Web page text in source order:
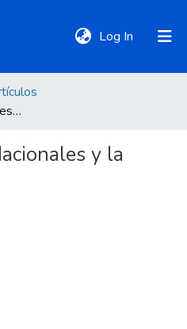
Log In (current)
Las Comisiones Nacionales y la Sociedad Civil
y la